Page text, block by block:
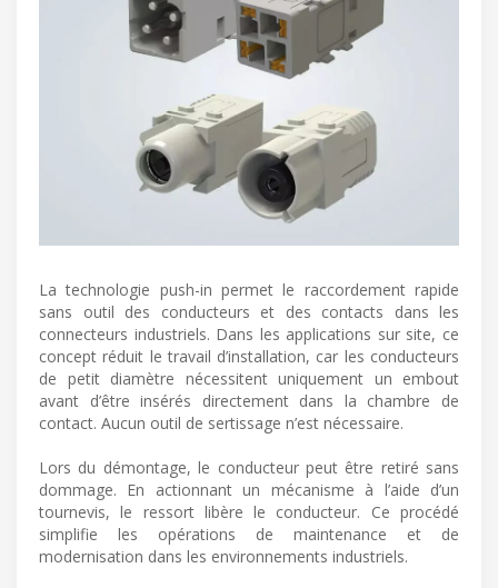
La technologie push-in permet le raccordement rapide
sans outil des conducteurs et des contacts dans les
connecteurs industriels. Dans les applications sur site, ce
concept réduit le travail d’installation, car les conducteurs
de petit diamètre nécessitent uniquement un embout
avant d’être insérés directement dans la chambre de
contact. Aucun outil de sertissage n’est nécessaire.
Lors du démontage, le conducteur peut être retiré sans
dommage. En actionnant un mécanisme à l’aide d’un
tournevis, le ressort libère le conducteur. Ce procédé
simplifie les opérations de maintenance et de
modernisation dans les environnements industriels.